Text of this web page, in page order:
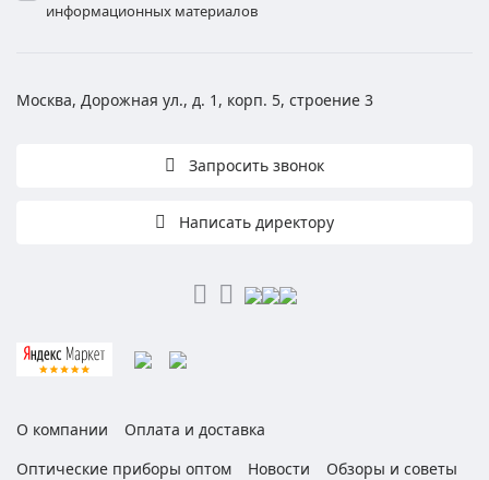
информационных материалов
Москва, Дорожная ул., д. 1, корп. 5, строение 3
Запросить звонок
Написать директору
О компании
Оплата и доставка
Оптические приборы оптом
Новости
Обзоры и советы